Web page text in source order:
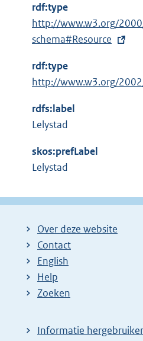
rdf:type
E
x
e
r
e
i
n
:
http://www.w3.org/
schema#Resource
rdf:type
E
t
e
n
l
http://www.w3.org/
rdfs:label
Lelystad
skos:prefLabel
Lelystad
Over deze website
Contact
English
Help
Zoeken
Informatie